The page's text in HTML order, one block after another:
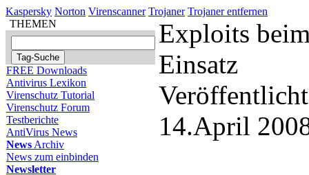
Kaspersky Norton Virenscanner Trojaner Trojaner entfernen
THEMEN
FREE Downloads
Antivirus Lexikon
Virenschutz Tutorial
Virenschutz Forum
Testberichte
AntiVirus News
News Archiv
News zum einbinden
Newsletter
Exploits
Einsatz
14.April